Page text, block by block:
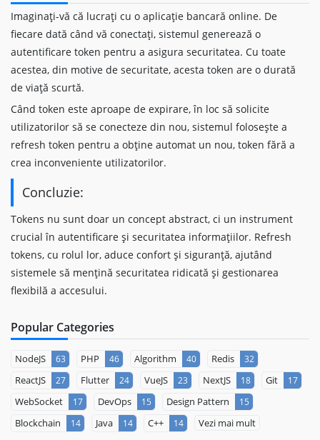
Imaginați-vă că lucrați cu o aplicație bancară online. De
fiecare dată când vă conectați, sistemul generează o
autentificare token pentru a asigura securitatea. Cu toate
acestea, din motive de securitate, acesta token are o durată
de viață scurtă.
Când token este aproape de expirare, în loc să solicite
utilizatorilor să se conecteze din nou, sistemul folosește a
refresh token pentru a obține automat un nou, token fără a
crea inconveniente utilizatorilor.
Concluzie:
Tokens nu sunt doar un concept abstract, ci un instrument
crucial în autentificare și securitatea informațiilor. Refresh
tokens, cu rolul lor, aduce confort și siguranță, ajutând
sistemele să mențină securitatea ridicată și gestionarea
flexibilă a accesului.
Popular Categories
NodeJS 63 PHP 46 Algorithm 40 Redis 32
ReactJS 27 Flutter 24 VueJS 23 NextJS 18 Git 17
WebSocket 17 DevOps 15 Design Pattern 15
Blockchain 14 Java 14 C++ 14 Vezi mai mult